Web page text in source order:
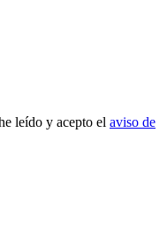
leído y acepto el aviso de